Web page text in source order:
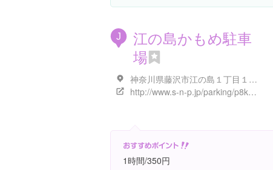
J
江の島かもめ駐車
場
神奈川県藤沢市江の島１丁目１１-１
http://www.s-n-p.jp/parking/p8kamome/
1時間/350円